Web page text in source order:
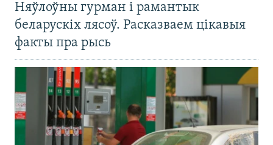
Няўлоўны гурман і рамантык
беларускіх лясоў. Расказваем цікавыя
факты пра рысь